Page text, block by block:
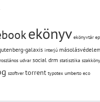
ekönyv ekönyvtár
galaxis interjú
udvar social drm statisztika
szoftver torrent typotex umberto eco